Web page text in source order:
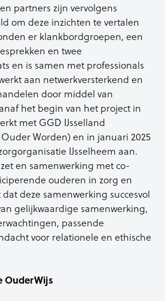
partners zijn vervolgens
om deze inzichten te vertalen
er klankbordgroepen, een
en twee
en is samen met professionals
aan netwerkversterkend en
door middel van
het begin van het project in
met GGD IJsselland
Worden) en in januari 2025
IJsselheem aan.
en samenwerking met co-
ouderen in zorg en
deze samenwerking succesvol
gelijkwaardige samenwerking,
passende
voor relationele en ethische
OuderWijs